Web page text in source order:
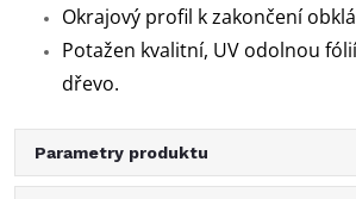
Okrajový profil k zakončení
Potažen kvalitní, UV odolnou
dřevo.
Parametry produktu